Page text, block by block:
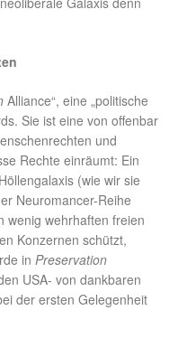
Alliance“, eine „politische
Sie ist eine von offenbar
und
Rechte einräumt: Ein
(wie wir sie
Neuromancer-Reihe
wenig wehrhaften freien
Konzernen schützt,
in Preservation
USA- von dankbaren
der ersten Gelegenheit